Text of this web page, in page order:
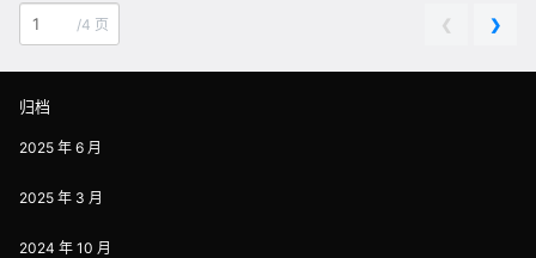
不能说，那也不能卖。那么今天我
就唠唠闲鱼违禁品和违禁词的那些
事儿。 一、首先是闲鱼官方载明的
违禁品，我截图给大家看下。 可以
能卖…
规则里并没有明确规定说如果对方
笔者这里查找了淘宝的交易规则，
/4 页 ❮ ❯
归档
2025 年 6 月
2025 年 3 月
2024 年 10 月